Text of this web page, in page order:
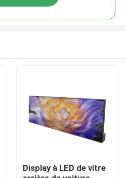
Display à LED de vitre